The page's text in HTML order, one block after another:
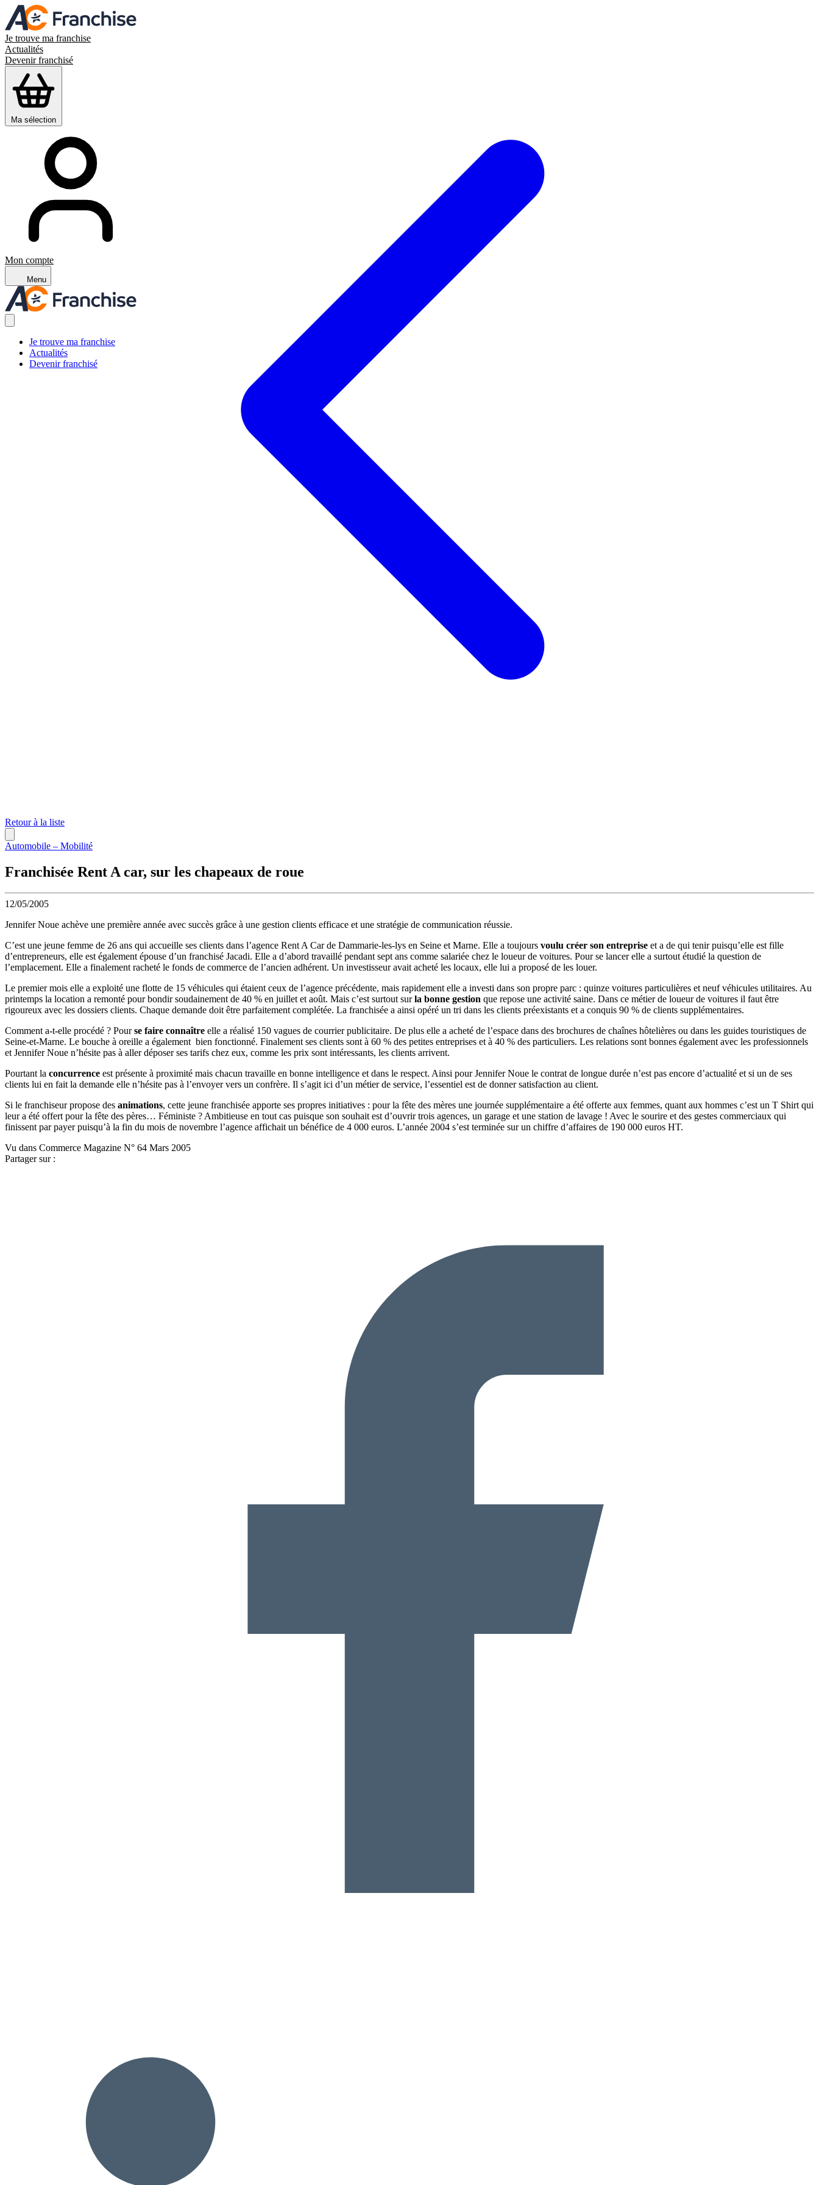
Je trouve ma franchise
Actualités
Devenir franchisé
Ma sélection
Mon compte
Menu
Je trouve ma franchise
Actualités
Devenir franchisé
Retour à la liste
Automobile – Mobilité
Franchisée Rent A car, sur les chapeaux de roue
12/05/2005
Jennifer Noue achève une première année avec succès grâce à une gestion clients efficace et une stratégie de communication réussie.
C’est une jeune femme de 26 ans qui accueille ses clients dans l’agence Rent A Car de Dammarie-les-lys en Seine et Marne. Elle a toujours voulu créer son entreprise et a de qui tenir puisqu’elle est fille
d’entrepreneurs, elle est également épouse d’un franchisé Jacadi. Elle a d’abord travaillé pendant sept ans comme salariée chez le loueur de voitures. Pour se lancer elle a surtout étudié la question de
l’emplacement. Elle a finalement racheté le fonds de commerce de l’ancien adhérent. Un investisseur avait acheté les locaux, elle lui a proposé de les louer.
Le premier mois elle a exploité une flotte de 15 véhicules qui étaient ceux de l’agence précédente, mais rapidement elle a investi dans son propre parc : quinze voitures particulières et neuf véhicules utilitaires. Au
printemps la location a remonté pour bondir soudainement de 40 % en juillet et août. Mais c’est surtout surla bonne gestion que repose une activité saine. Dans ce métier de loueur de voitures il faut être
rigoureux avec les dossiers clients. Chaque demande doit être parfaitement complétée. La franchisée a ainsi opéré un tri dans les clients préexistants et a conquis 90 % de clients supplémentaires.
Comment a-t-elle procédé ? Pourse faire connaître elle a réalisé 150 vagues de courrier publicitaire. De plus elle a acheté de l’espace dans des brochures de chaînes hôtelières ou dans les guides touristiques de
Seine-et-Marne. Le bouche à oreille a également bien fonctionné. Finalement ses clients sont à 60 % des petites entreprises et à 40 % des particuliers. Les relations sont bonnes également avec les professionnels
et Jennifer Noue n’hésite pas à aller déposer ses tarifs chez eux, comme les prix sont intéressants, les clients arrivent.
Pourtant la concurrence est présente à proximité mais chacun travaille en bonne intelligence et dans le respect. Ainsi pour Jennifer Noue le contrat de longue durée n’est pas encore d’actualité et si un de ses
clients lui en fait la demande elle n’hésite pas à l’envoyer vers un confrère. Il s’agit ici d’un métier de service, l’essentiel est de donner satisfaction au client.
Si le franchiseur propose des animations, cette jeune franchisée apporte ses propres initiatives : pour la fête des mères une journée supplémentaire a été offerte aux femmes, quant aux hommes c’est un T Shirt qui
leur a été offert pour la fête des pères… Féministe ? Ambitieuse en tout cas puisque son souhait est d’ouvrir trois agences, un garage et une station de lavage ! Avec le sourire et des gestes commerciaux qui
finissent par payer puisqu’à la fin du mois de novembre l’agence affichait un bénéfice de 4 000 euros. L’année 2004 s’est terminée sur un chiffre d’affaires de 190 000 euros HT.
Vu dans Commerce Magazine N° 64 Mars 2005
Partager sur :